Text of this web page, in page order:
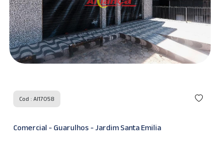
Cod : AI17058
Comercial - Guarulhos - Jardim Santa Emilia